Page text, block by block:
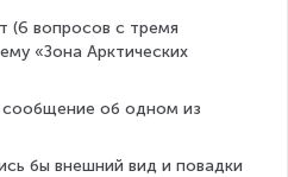
(6 вопросов с тремя
«Зона Арктических
об одном из
бы внешний вид и повадки